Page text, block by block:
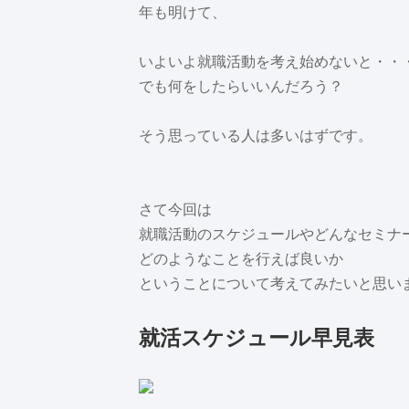
年も明けて、
いよいよ就職活動を考え始めないと・・
でも何をしたらいいんだろう？
そう思っている人は多いはずです。
さて今回は
就職活動のスケジュールやどんなセミナ
どのようなことを行えば良いか
ということについて考えてみたいと思い
就活スケジュール早見表